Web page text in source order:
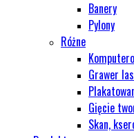
Banery
Pylony
Różne
Grawer
Gięcie
Skan,